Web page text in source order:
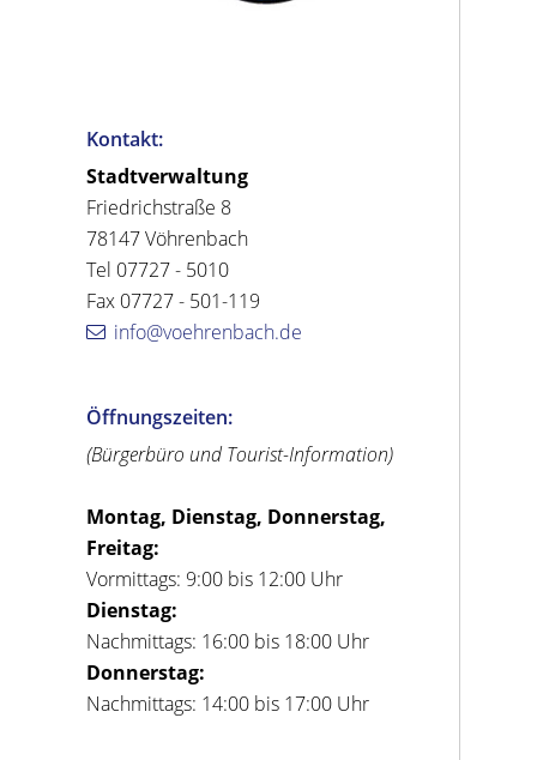
Kontakt:
Stadtverwaltung
Friedrichstraße 8
78147 Vöhrenbach
Tel 07727 - 5010
Fax 07727 - 501-119
info@voehrenbach.de
Öffnungszeiten:
(Bürgerbüro und Tourist-Information)
Montag, Dienstag, Donnerstag,
Freitag:
Vormittags: 9:00 bis 12:00 Uhr
Dienstag:
Nachmittags: 16:00 bis 18:00 Uhr
Donnerstag:
Nachmittags: 14:00 bis 17:00 Uhr